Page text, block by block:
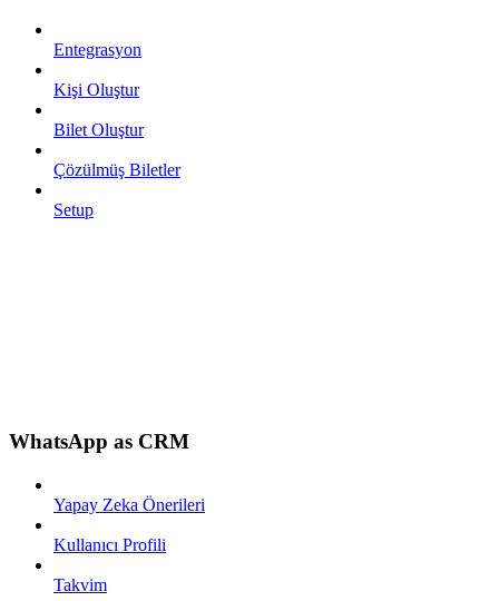
Entegrasyon
Kişi Oluştur
Bilet Oluştur
Çözülmüş Biletler
Setup
WhatsApp as CRM
Yapay Zeka Önerileri
Kullanıcı Profili
Takvim